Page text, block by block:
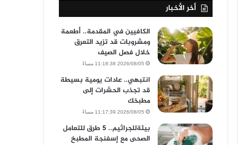
أخر الأخبار
الكافيين في المقدمة.. أطعمة
ومشروبات قد تزيد التعرق
خلال فصل الصيف
2026/08/05 11:18:38 مساءً
انتبهي.. عادات يومية بسيطة
قد تجذب الحشرات إلى
مطبخك
2026/08/05 11:17:39 مساءً
بيئةللجراثيم.. 5 طرق للتعامل
الصحى مع إسفنجة المطبخ